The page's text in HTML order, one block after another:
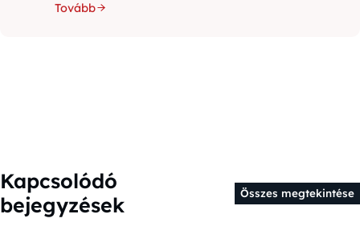
Tovább
Kapcsolódó
bejegyzések
Összes megtekintése